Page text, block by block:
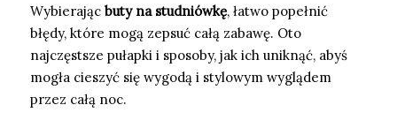
Wybierając buty na studniówkę, łatwo popełnić
błędy, które mogą zepsuć całą zabawę. Oto
najczęstsze pułapki i sposoby, jak ich uniknąć, abyś
mogła cieszyć się wygodą i stylowym wyglądem
przez całą noc.